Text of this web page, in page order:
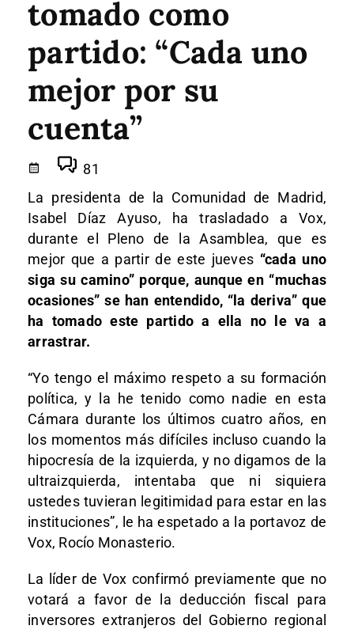
tomado como
partido: “Cada uno
mejor por su
cuenta”
81
La presidenta de la Comunidad de Madrid,
Isabel Díaz Ayuso, ha trasladado a Vox,
durante el Pleno de la Asamblea, que es
mejor que a partir de este jueves “cada uno
siga su camino” porque, aunque en “muchas
ocasiones” se han entendido, “la deriva” que
ha tomado este partido a ella no le va a
arrastrar.
“Yo tengo el máximo respeto a su formación
política, y la he tenido como nadie en esta
Cámara durante los últimos cuatro años, en
los momentos más difíciles incluso cuando la
hipocresía de la izquierda, y no digamos de la
ultraizquierda, intentaba que ni siquiera
ustedes tuvieran legitimidad para estar en las
instituciones”, le ha espetado a la portavoz de
Vox, Rocío Monasterio.
La líder de Vox confirmó previamente que no
votará a favor de la deducción fiscal para
inversores extranjeros del Gobierno regional